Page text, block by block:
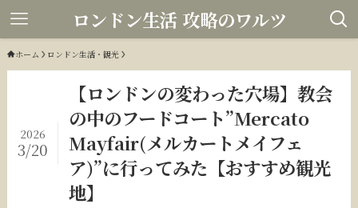
ロンドン生活 攻略のワルツ
ホーム ロンドン生活・観光
【ロンドンの変わった穴場】教会
の中のフードコート”Mercato
Mayfair(メルカートメイフェ
ア)”に行ってみた【おすすめ観光
地】
2026
3/20